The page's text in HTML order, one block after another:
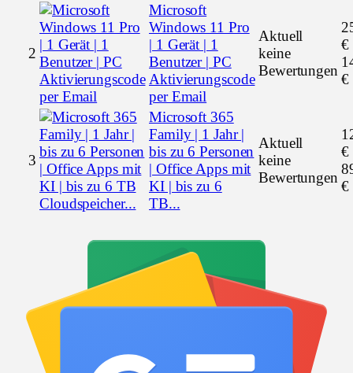
2
Microsoft
Windows 11 Pro
| 1 Gerät | 1
Benutzer | PC
Aktivierungscode
per Email
Aktuell
keine
Bewertungen
€
€
3
Microsoft 365
Family | 1 Jahr |
bis zu 6 Personen
| Office Apps mit
KI | bis zu 6
TB...
Aktuell
keine
Bewertungen
€
€